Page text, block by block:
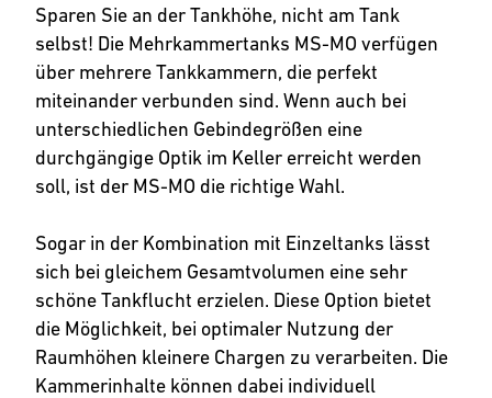
Sparen Sie an der Tankhöhe, nicht am Tank
selbst! Die Mehrkammertanks MS-MO verfügen
über mehrere Tankkammern, die perfekt
miteinander verbunden sind. Wenn auch bei
unterschiedlichen Gebindegrößen eine
durchgängige Optik im Keller erreicht werden
soll, ist der MS-MO die richtige Wahl.
Sogar in der Kombination mit Einzeltanks lässt
sich bei gleichem Gesamtvolumen eine sehr
schöne Tankflucht erzielen. Diese Option bietet
die Möglichkeit, bei optimaler Nutzung der
Raumhöhen kleinere Chargen zu verarbeiten. Die
Kammerinhalte können dabei individuell